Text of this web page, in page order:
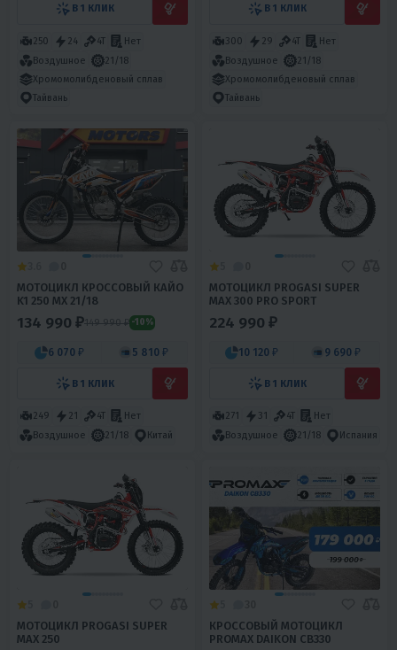
В 1 КЛИК
250 24 4T
Нет
Воздушное
21/18
Хромомолибденовый сплав
Тайвань
В 1 КЛИК
300 29 4T
Нет
Воздушное
21/18
Хромомолибденовый сплав
Тайвань
МОТОЦИКЛ КРОССОВЫЙ КАЙО
K1 250 MX 21/18
134 990 ₽149 990 ₽ -10%
6 070 ₽ 5 810 ₽
В 1 КЛИК
249 21 4T
Нет
Воздушное
21/18 Китай
МОТОЦИКЛ PROGASI SUPER
MAX 300 PRO SPORT
224 990 ₽
10 120 ₽ 9 690 ₽
В 1 КЛИК
271 31 4T
Нет
Воздушное
21/18 Испания
МОТОЦИКЛ PROGASI SUPER
MAX 250
КРОССОВЫЙ МОТОЦИКЛ
PROMAX DAIKON CB330